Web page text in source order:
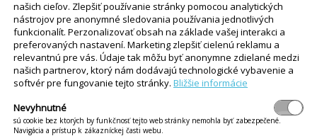
aj voVýkaze stravy.
Stravníci v hlavnom menu alebo na tlačidlo s písmenom S
a následne na kliknite ľavým tlačidlom na Upraviť.
Stravníci.
našich cieľov. Zlepšiť používanie stránky pomocou analytických
nástrojov pre anonymné sledovania používania jednotlivých
funkcionalít. Perzonalizovať obsah na základe vašej interakci a
preferovaných nastavení. Marketing zlepšiť cielenú reklamu a
relevantnú pre vás. Údaje tak môžu byť anonymne zdielané medzi
našich partnerov, ktorý nám dodávajú technologické vybavenie a
softvér pre fungovanie tejto stránky. Bližšie informácie
Nevyhnutné
sú cookie bez ktorých by funkčnosť tejto web stránky nemohla byť zabezpečené.
Navigácia a prístup k zákazníckej časti webu.